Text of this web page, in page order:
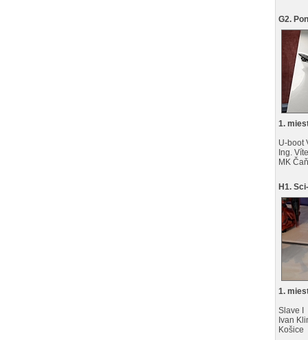
G2.
1.
U-boot
Ing.
MK
H1.
1.
Slave I
Ivan
Košice